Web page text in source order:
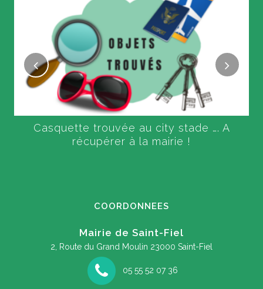
Casquette trouvée au city stade …. A
récupérer à la mairie !
COORDONNEES
Mairie de Saint-Fiel
2, Route du Grand Moulin 23000 Saint-Fiel
05 55 52 07 36